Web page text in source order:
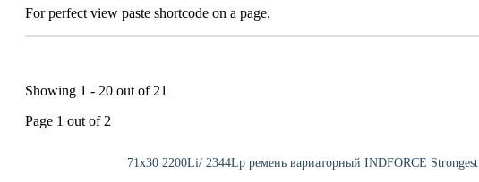
For perfect view paste shortcode on a page.
Showing 1 - 20 out of 21
Page 1 out of 2
71x30 2200Li/ 2344Lp ремень вариаторный INDFORCE Strongest